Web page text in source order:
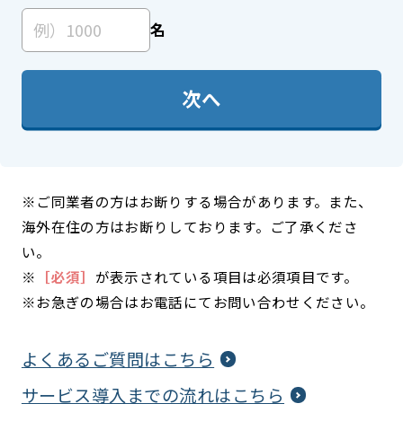
名
次へ
※ご同業者の方はお断りする場合があります。また、
海外在住の方はお断りしております。ご了承くださ
い。
※ ［必須］ が表示されている項目は必須項目です。
※お急ぎの場合はお電話にてお問い合わせください。
よくあるご質問はこちら
サービス導入までの流れはこちら